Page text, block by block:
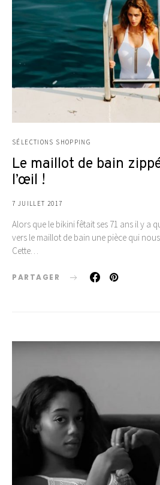
SÉLECTIONS SHOPPING
Le maillot de bain
l’œil !
7 JUILLET 2017
Alors que le bikini fêtait ses 71 ans il y a
vers le maillot de bain une pièce qui
Cette…
PARTAGER